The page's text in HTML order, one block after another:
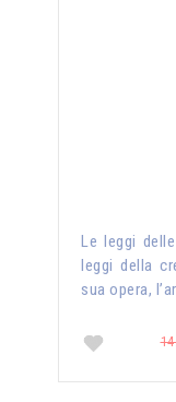
Le leggi
leggi della
sua opera,